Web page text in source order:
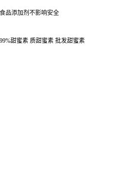
品添加剂不影响安全
甜蜜素 质甜蜜素 批发甜蜜素